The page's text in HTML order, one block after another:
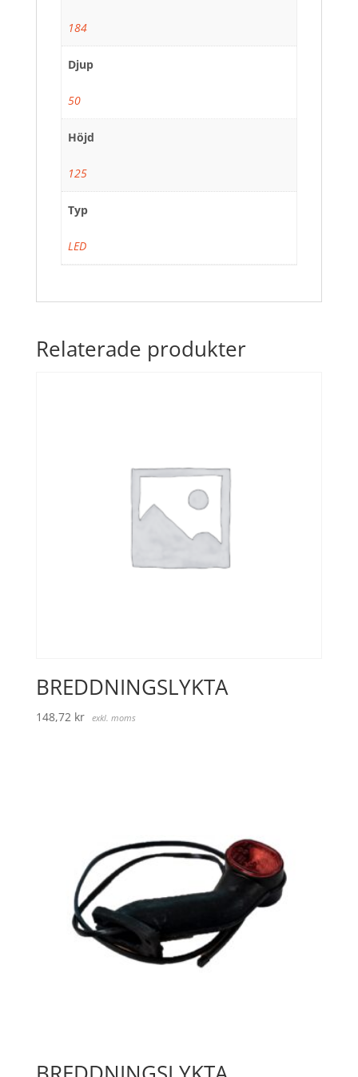
184
Djup
50
Höjd
125
Typ
LED
Relaterade produkter
BREDDNINGSLYKTA
148,72 kr exkl. moms